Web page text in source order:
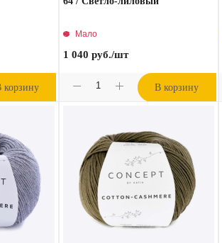
корзину
Мало
1 040 руб./шт
В корзину